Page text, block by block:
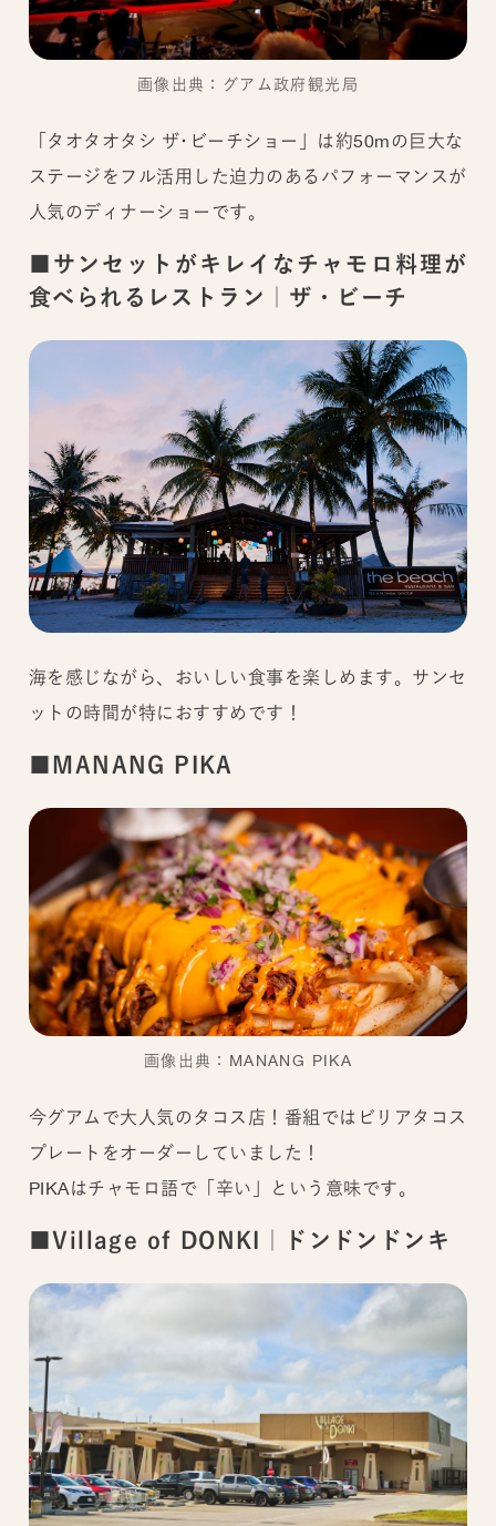
画像出典：グアム政府観光局
「タオタオタシ ザ･ビーチショー」は約50mの巨大な
ステージをフル活用した迫力のあるパフォーマンスが
人気のディナーショーです。
■サンセットがキレイなチャモロ料理が
食べられるレストラン｜ザ・ビーチ
海を感じながら、おいしい食事を楽しめます。サンセ
ットの時間が特におすすめです！
■MANANG PIKA
画像出典：MANANG PIKA
今グアムで大人気のタコス店！番組ではビリアタコス
プレートをオーダーしていました！
PIKAはチャモロ語で「辛い」という意味です。
■Village of DONKI｜ドンドンドンキ